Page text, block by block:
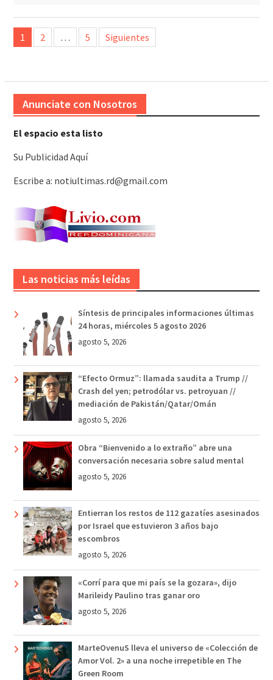
Paginación
de
1 2 … 5 Siguientes
Anunciate con Nosotros
El espacio esta listo
Su Publicidad Aquí
Escribe a: notiultimas.rd@gmail.com
Las noticias más leídas
Síntesis de principales informaciones últimas
24 horas, miércoles 5 agosto 2026
agosto 5, 2026
“Efecto Ormuz”: llamada saudita a Trump //
Crash del yen; petrodólar vs. petroyuan //
mediación de Pakistán/Qatar/Omán
agosto 5, 2026
Obra “Bienvenido a lo extraño” abre una
conversación necesaria sobre salud mental
agosto 5, 2026
Entierran los restos de 112 gazatíes asesinados
por Israel que estuvieron 3 años bajo
escombros
agosto 5, 2026
«Corrí para que mi país se la gozara», dijo
Marileidy Paulino tras ganar oro
agosto 5, 2026
MarteOvenuS lleva el universo de «Colección de
Amor Vol. 2» a una noche irrepetible en The
Green Room